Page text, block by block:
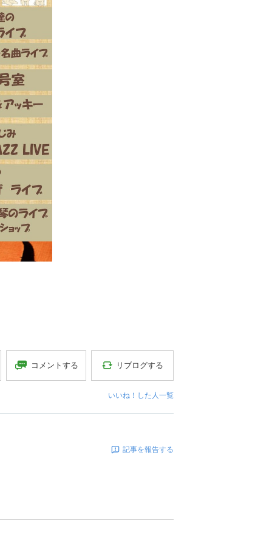
コメントする リブログする
いいね！した人一覧
記事を報告する